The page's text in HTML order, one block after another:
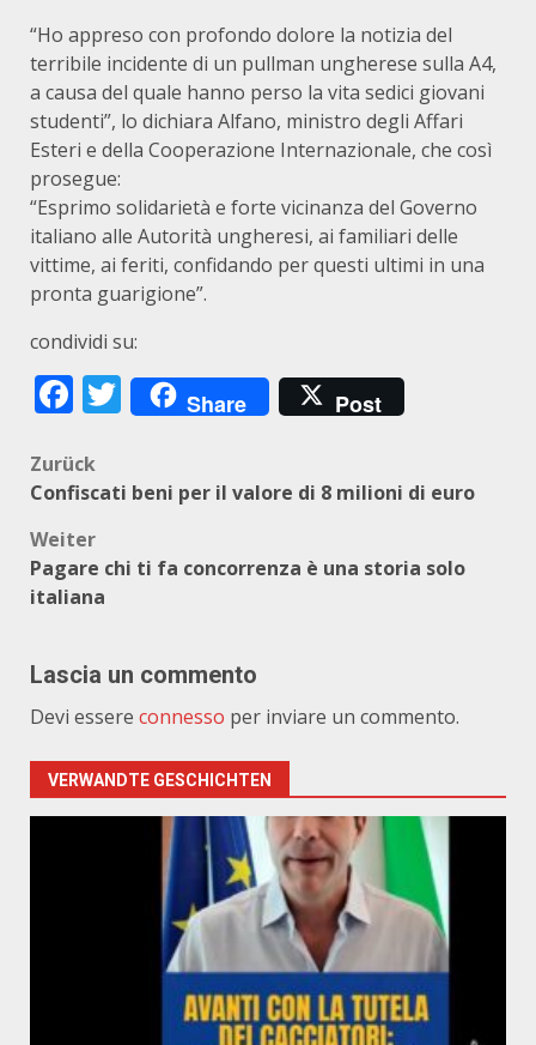
“Ho appreso con profondo dolore la notizia del
terribile incidente di un pullman ungherese sulla A4,
a causa del quale hanno perso la vita sedici giovani
studenti”, lo dichiara Alfano, ministro degli Affari
Esteri e della Cooperazione Internazionale, che così
prosegue:
“Esprimo solidarietà e forte vicinanza del Governo
italiano alle Autorità ungheresi, ai familiari delle
vittime, ai feriti, confidando per questi ultimi in una
pronta guarigione”.
condividi su:
Facebook
Twitter
Share Post
Beitragsnavigation
Zurück
Confiscati beni per il valore di 8 milioni di euro
Weiter
Pagare chi ti fa concorrenza è una storia solo
italiana
Lascia un commento
Devi essere connesso per inviare un commento.
VERWANDTE GESCHICHTEN